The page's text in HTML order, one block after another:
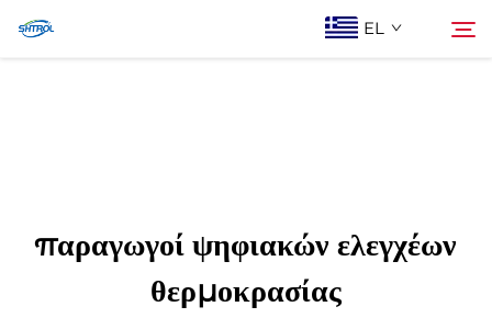
EL
Επικοινωνία Με Ας
παραγωγοί ψηφιακών ελεγχέων
θερμοκρασίας